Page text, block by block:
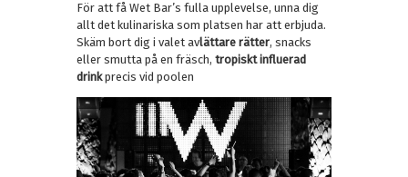
För att få Wet Bar’s fulla upplevelse, unna dig
allt det kulinariska som platsen har att erbjuda.
Skäm bort dig i valet avlättare rätter, snacks
eller smutta på en fräsch, tropiskt influerad
drinkprecis vid poolen